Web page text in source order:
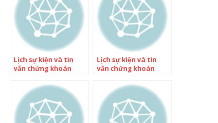
Lịch sự kiện và tin
vắn chứng khoán
Lịch sự kiện và tin
vắn chứng khoán